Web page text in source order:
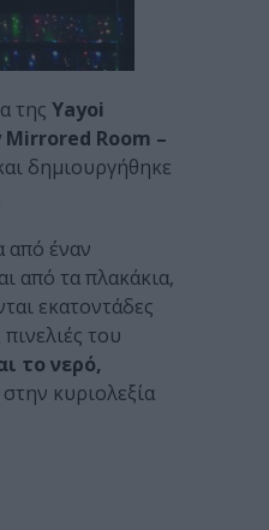
της Yayoi
Room –
δημιουργήθηκε
από έναν
από τα πλακάκια,
εκατοντάδες
του
το νερό,
κυριολεξία